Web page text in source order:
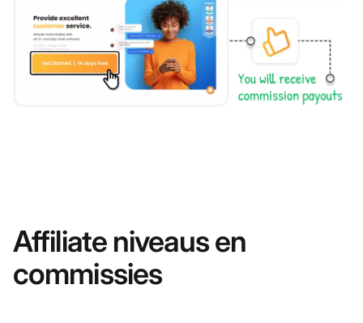
Affiliate niveaus en
commissies